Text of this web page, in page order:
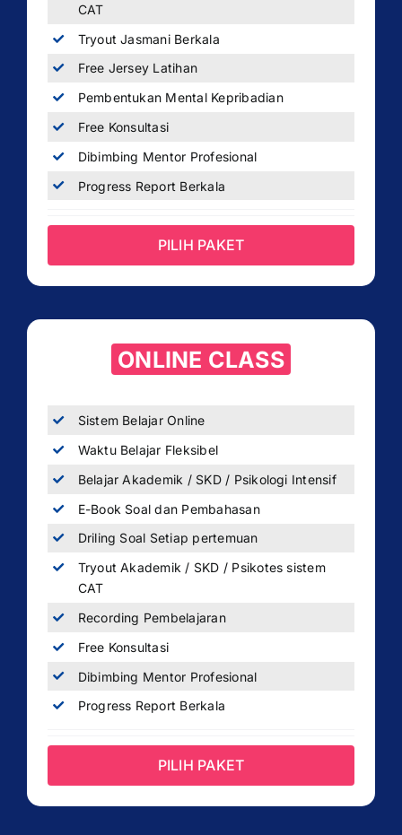
CAT
Tryout Jasmani Berkala
Free Jersey Latihan
Pembentukan Mental Kepribadian
Free Konsultasi
Dibimbing Mentor Profesional
Progress Report Berkala
PILIH PAKET
ONLINE CLASS
Sistem Belajar Online
Waktu Belajar Fleksibel
Belajar Akademik / SKD / Psikologi Intensif
E-Book Soal dan Pembahasan
Driling Soal Setiap pertemuan
Tryout Akademik / SKD / Psikotes sistem
CAT
Recording Pembelajaran
Free Konsultasi
Dibimbing Mentor Profesional
Progress Report Berkala
PILIH PAKET